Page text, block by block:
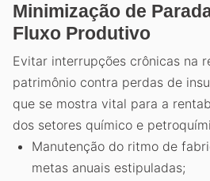
Minimização de
Fluxo Produtivo
Evitar interrupções crônicas na
patrimônio contra perdas de
que se mostra vital para a
dos setores químico e
Manutenção do ritmo de
metas anuais estipuladas;